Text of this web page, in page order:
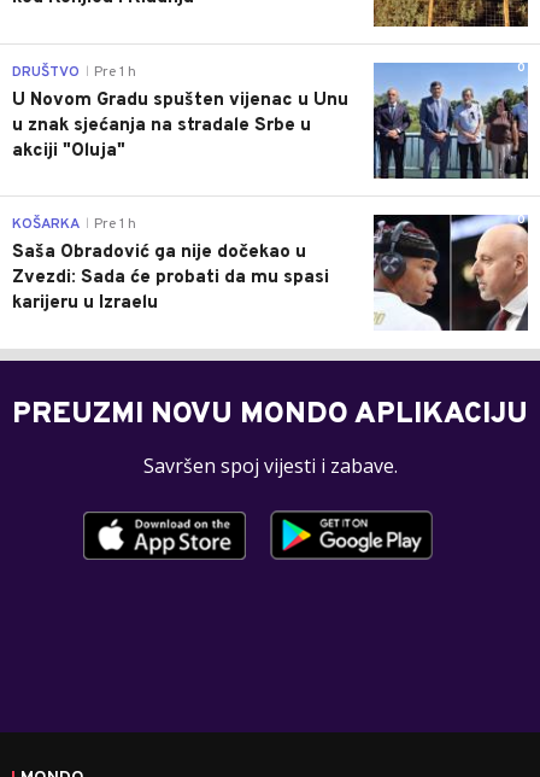
0
DRUŠTVO Pre 1 h
U Novom Gradu spušten vijenac u Unu
u znak sjećanja na stradale Srbe u
akciji "Oluja"
0
KOŠARKA Pre 1 h
Saša Obradović ga nije dočekao u
Zvezdi: Sada će probati da mu spasi
karijeru u Izraelu
PREUZMI NOVU MONDO APLIKACIJU
Savršen spoj vijesti i zabave.